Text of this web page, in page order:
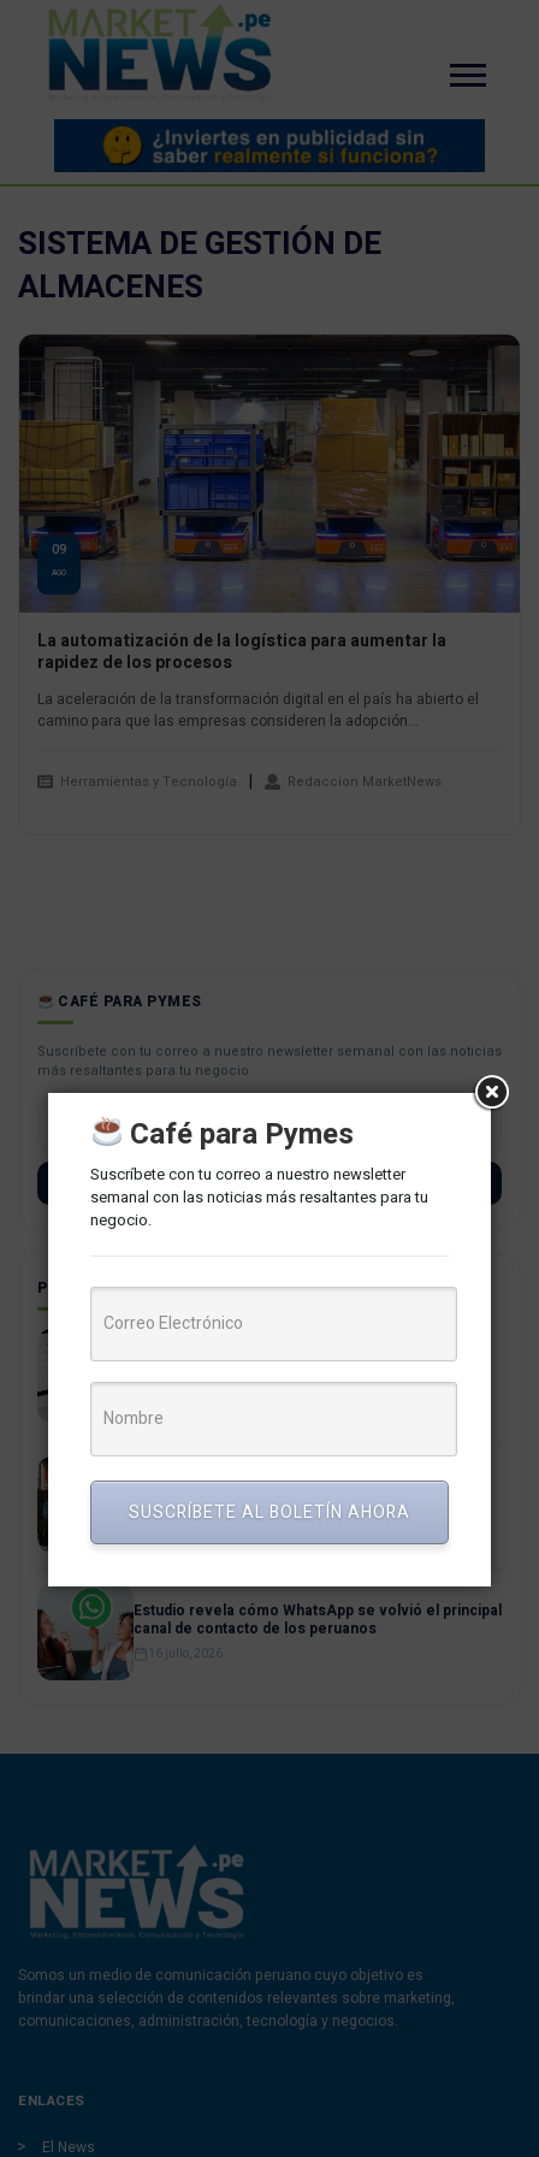
SISTEMA DE GESTIÓN DE
ALMACENES
09
AGO
La automatización de la logística para aumentar la
rapidez de los procesos
La aceleración de la transformación digital en el país ha abierto el
camino para que las empresas consideren la adopción...
Herramientas y Tecnología Redaccion MarketNews
CAFÉ PARA PYMES
Suscríbete con tu correo a nuestro newsletter semanal con las noticias
más resaltantes para tu negocio.
SUSCRÍBETE
POSTS RELACIONADOS
La PCM aprueba estricta regulación del uso del
La Era Agéntica: cuando la intención reemplaza al
click
Estudio revela cómo WhatsApp se volvió el principal
canal de contacto de los peruanos
16 julio, 2026
Somos un medio de comunicación peruano cuyo objetivo es
brindar una selección de contenidos relevantes sobre marketing,
comunicaciones, administración, tecnología y negocios.
ENLACES
El News
Café para Pymes
Suscríbete con tu correo a nuestro newsletter
semanal con las noticias más resaltantes para tu
negocio.
SUSCRÍBETE AL BOLETÍN AHORA